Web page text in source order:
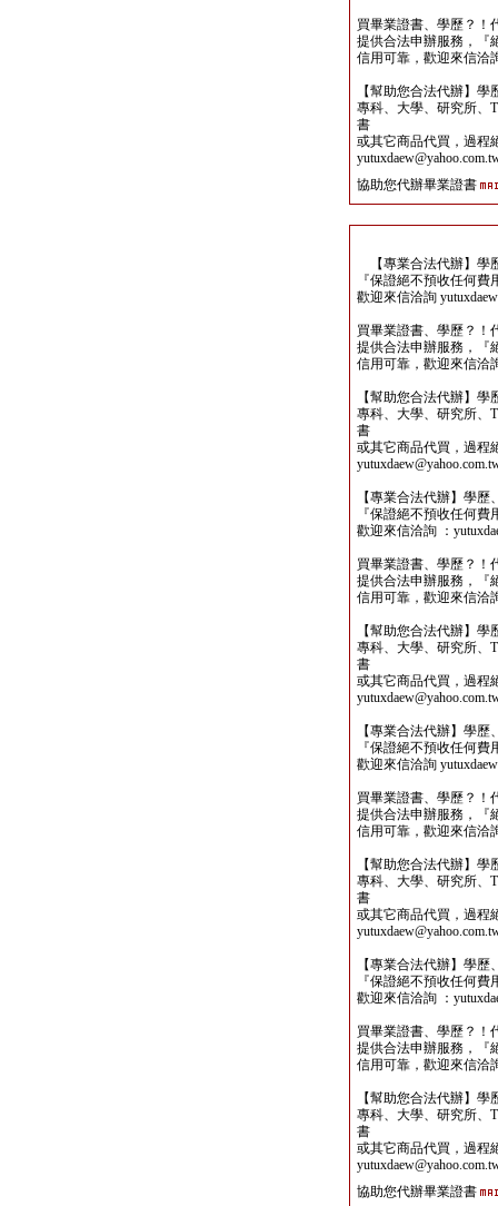
買畢業證書、學歷？！
提供合法申辦服務，『
信用可靠，歡迎來信洽
【幫助您合法代辦】
專科、大學、研究所、
書
或其它商品代買，過程
協助您代辦畢業證書
【專業合法代辦】學
『保證絕不預收任何
歡迎來信洽詢
買畢業證書、學歷？！
提供合法申辦服務，『
信用可靠，歡迎來信洽
【幫助您合法代辦】
專科、大學、研究所、
書
或其它商品代買，過程
【專業合法代辦】學
『保證絕不預收任何
歡迎來信洽詢 ：
買畢業證書、學歷？！
提供合法申辦服務，『
信用可靠，歡迎來信洽
【幫助您合法代辦】
專科、大學、研究所、
書
或其它商品代買，過程
【專業合法代辦】學
『保證絕不預收任何
歡迎來信洽詢
買畢業證書、學歷？！
提供合法申辦服務，『
信用可靠，歡迎來信洽
【幫助您合法代辦】
專科、大學、研究所、
書
或其它商品代買，過程
【專業合法代辦】學
『保證絕不預收任何
歡迎來信洽詢 ：
買畢業證書、學歷？！
提供合法申辦服務，『
信用可靠，歡迎來信洽
【幫助您合法代辦】
專科、大學、研究所、
書
或其它商品代買，過程
協助您代辦畢業證書